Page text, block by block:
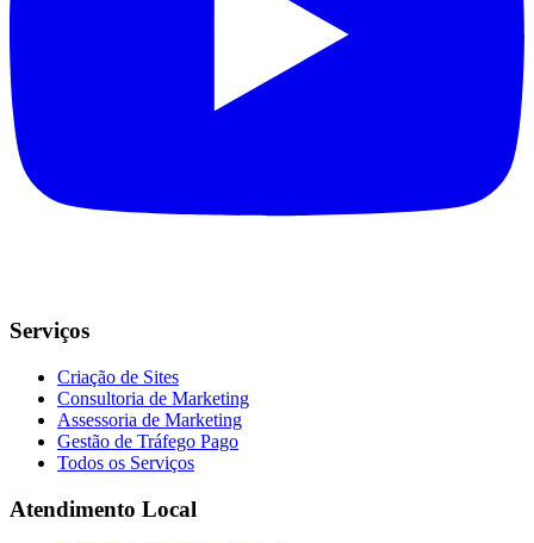
Serviços
Criação de Sites
Consultoria de Marketing
Assessoria de Marketing
Gestão de Tráfego Pago
Todos os Serviços
Atendimento Local